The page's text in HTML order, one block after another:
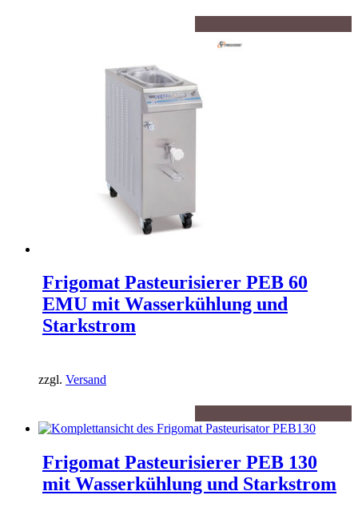
Frigomat Pasteurisierer PEB 60
EMU mit Wasserkühlung und
Starkstrom
zzgl. Versand
Frigomat Pasteurisierer PEB 130
mit Wasserkühlung und Starkstrom